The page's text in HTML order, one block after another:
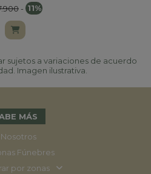
- 11%
sujetos a variaciones de acuerdo
Imagen ilustrativa.
MÁS
Nosotros
Fúnebres
por zonas